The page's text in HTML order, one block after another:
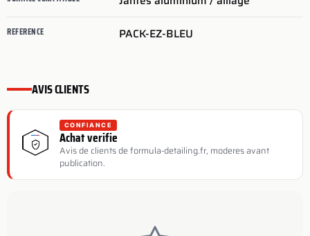
REFERENCE PACK-EZ-BLEU
AVIS CLIENTS
CONFIANCE
Achat verifie
Avis de clients de formula-detailing.fr, moderes avant
publication.